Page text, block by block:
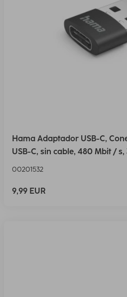
Hama Adaptador USB-C,
USB-C, sin cable, 480 Mbit / s,
00201532
9,99 EUR